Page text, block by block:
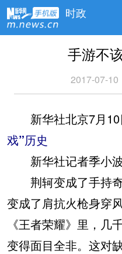
时政
手游不
2017-07-10
新华社北京7月10
戏”历史
新华社记者季小
荆轲变成了手持奇
变成了肩抗火枪身
《王者荣耀》里，几
变得面目全非。这对